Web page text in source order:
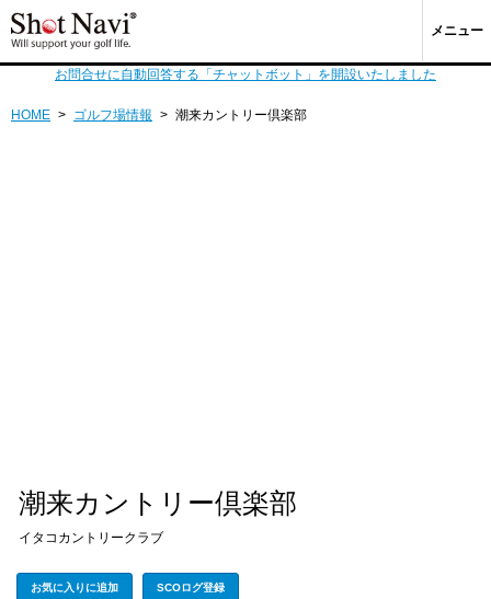
メニュー
お問合せに自動回答する「チャットボット」を開設いたしました
HOME > ゴルフ場情報 > 潮来カントリー倶楽部
潮来カントリー倶楽部
イタコカントリークラブ
お気に入りに追加 SCOログ登録